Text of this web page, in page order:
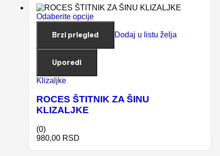
Odaberite opcije
Brzi prlegled Dodaj u listu želja
Uporedi
Klizaljke
ROCES ŠTITNIK ZA ŠINU
KLIZALJKE
(0)
980,00 RSD